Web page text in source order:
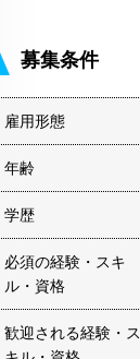
募集条件
雇用形態
年齢
学歴
必須の経験・スキ
ル・資格
歓迎される経験・ス